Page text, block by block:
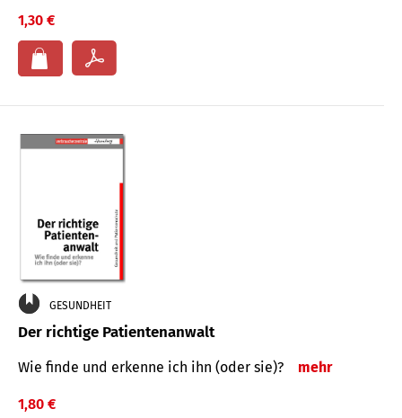
1,30 €
GESUNDHEIT
Der richtige Patientenanwalt
Wie finde und erkenne ich ihn (oder sie)? mehr
1,80 €